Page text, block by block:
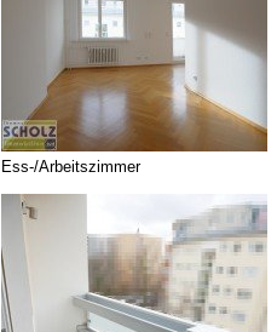
Ess-/Arbeitszimmer